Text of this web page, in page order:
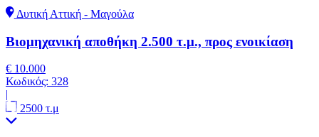
Δυτική Αττική - Μαγούλα
Βιομηχανική αποθήκη 2.500 τ.μ., προς ενοικίαση
€ 10.000
Κωδικός: 328
|
2500 τ.μ